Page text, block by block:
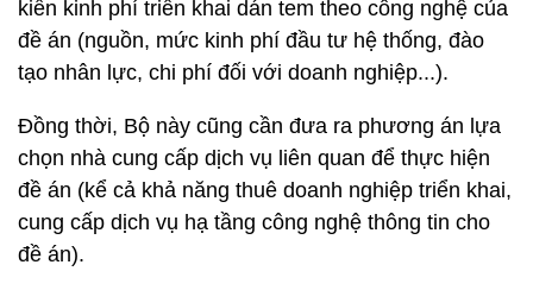
kiến kinh phí triển khai dán tem theo công nghệ của
đề án (nguồn, mức kinh phí đầu tư hệ thống, đào
tạo nhân lực, chi phí đối với doanh nghiệp...).
Đồng thời, Bộ này cũng cần đưa ra phương án lựa
chọn nhà cung cấp dịch vụ liên quan để thực hiện
đề án (kể cả khả năng thuê doanh nghiệp triển khai,
cung cấp dịch vụ hạ tầng công nghệ thông tin cho
đề án).